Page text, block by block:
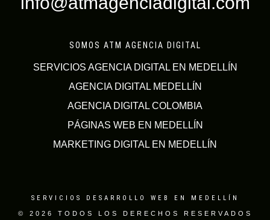
SOMOS ATM AGENCIA DIGITAL
SERVICIOS AGENCIA DIGITAL EN MEDELLÍN
AGENCIA DIGITAL MEDELLÍN
AGENCIA DIGITAL COLOMBIA
PÁGINAS WEB EN MEDELLÍN
MARKETING DIGITAL EN MEDELLÍN
© 2026 TODOS LOS DERECHOS RESERVADOS
SERVICIOS DESARROLLO WEB EN MEDELLÍN